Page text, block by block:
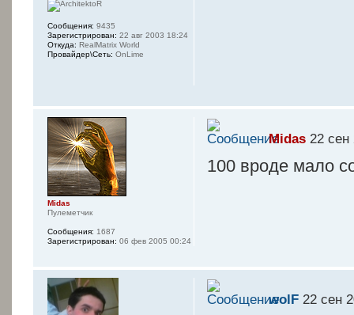
Сообщения: 9435
Зарегистрирован: 22 авг 2003 18:24
Откуда: RealMatrix World
Провайдер\Сеть: OnLime
Midas 22 сен
100 вроде мало
Midas
Пулеметчик
Сообщения: 1687
Зарегистрирован: 06 фев 2005 00:24
wolF 22 сен